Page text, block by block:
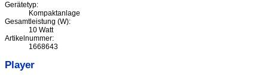
Gerätetyp:
Kompaktanlage
Gesamtleistung (W):
10 Watt
Artikelnummer:
1668643
Player